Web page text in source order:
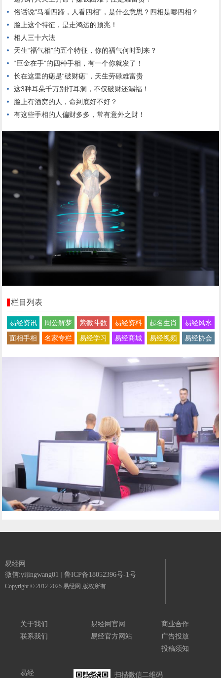
俗话说“马看四蹄，人看四相”，是什么意思？四相是哪四相？
脸上这个特征，是走鸿运的预兆！
相人三十六法
天生“福气相”的五个特征，你的福气何时到来？
“巨金在手”的四种手相，有一个你就发了！
长在这里的痣是“破财痣”，天生劳碌难富贵
这3种耳朵千万别打耳洞，不仅破财还漏福！
脸上有酒窝的人，命到底好不好？
有这些手相的人偏财多多，常有意外之财！
栏目列表
易经资讯 周公解梦 紫微斗数 易经资料 起名生肖
易经风水
面相手相
名家专栏 易经学习 易经商城 易经视频 易经协会
易经网
微信:yijingwang01 | 鲁ICP备18052396号-1号
Copyright © 2012-2025 易经网 版权所有
关于我们
联系我们
易经网官网
易经官方网站
商业合作
广告投放
投稿须知
易经 扫描微信二维码